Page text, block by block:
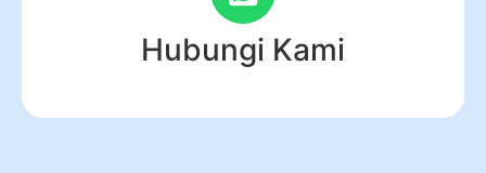
Hubungi Kami